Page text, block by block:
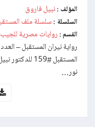
المؤلف : نبيل فاروق
السلسلة : سلسلة ملف
القسم : روايات مصرية للجيب
رواية نيران المستقبل –
المستقبل
نور…